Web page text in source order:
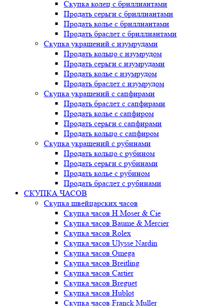
Скупка колец с бриллиантами
Продать серьги с бриллиантами
Продать колье с бриллиантами
Продать браслет с бриллиантами
Скупка украшений с изумрудами
Продать кольцо с изумрудом
Продать серьги с изумрудами
Продать колье с изумрудом
Продать браслет с изумрудом
Скупка украшений с сапфирами
Продать браслет с сапфирами
Продать колье с сапфиром
Продать серьги с сапфирами
Продать кольцо с сапфиром
Скупка украшений с рубинами
Продать кольцо с рубином
Продать серьги с рубинами
Продать колье с рубином
Продать браслет с рубинами
СКУПКА ЧАСОВ
Скупка швейцарских часов
Скупка часов H.Moser & Cie
Скупка часов Baume & Mercier
Скупка часов Rolex
Скупка часов Ulysse Nardin
Скупка часов Omega
Скупка часов Breitling
Скупка часов Cartier
Скупка часов Breguet
Скупка часов Hublot
Скупка часов Franck Muller